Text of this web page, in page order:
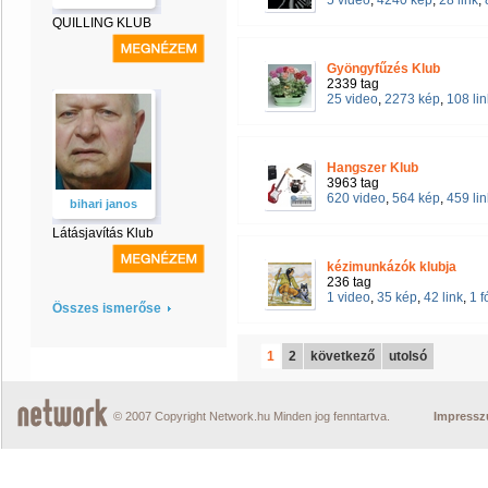
QUILLING KLUB
bihari janos
Látásjavítás Klub
Összes ismerőse
Gyöngyfűzés Klub
2339 tag
25 video, 2273 kép, 108
Hangszer Klub
3963 tag
620 video, 564 kép, 459
kézimunkázók klubja
236 tag
1 video, 35 kép, 42 link, 1
1 2 következő utolsó
© 2007 Copyright Network.hu Minden jog fenntartva.